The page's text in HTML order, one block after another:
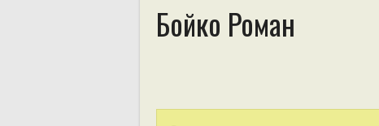
Бойко Роман